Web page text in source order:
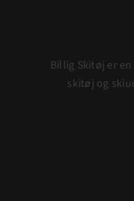
Billig Skitøj er
skitøj og